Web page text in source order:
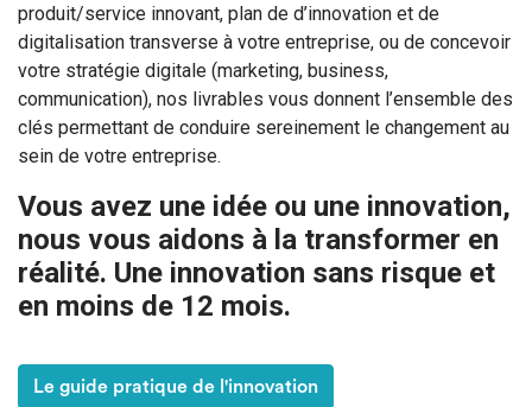
produit/service innovant, plan de d’innovation et de
digitalisation transverse à votre entreprise, ou de concevoir
votre stratégie digitale (marketing, business,
communication), nos livrables vous donnent l’ensemble des
clés permettant de conduire sereinement le changement au
sein de votre entreprise.
Vous avez une idée ou une innovation,
nous vous aidons à la transformer en
réalité. Une innovation sans risque et
en moins de 12 mois.
Le guide pratique de l'innovation